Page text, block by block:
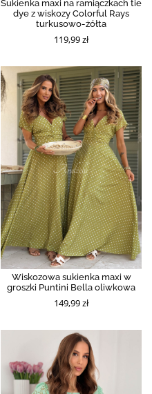
Sukienka maxi na ramiączkach tie
dye z wiskozy Colorful Rays
turkusowo-żółta
119,99 zł
Wiskozowa sukienka maxi w
groszki Puntini Bella oliwkowa
149,99 zł